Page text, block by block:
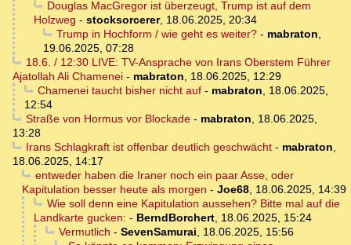
Douglas MacGregor ist überzeugt, Trump ist auf dem
Holzweg - stocksorcerer, 18.06.2025, 20:34
Trump in Hochform / wie geht es weiter?- mabraton,
19.06.2025, 07:28
18.6. / 12:30 LIVE: TV-Ansprache von Irans Oberstem Führer
Ajatollah Ali Chamenei - mabraton, 18.06.2025, 12:29
Chamenei taucht bisher nicht auf- mabraton, 18.06.2025,
12:54
Straße von Hormus vor Blockade- mabraton, 18.06.2025,
13:28
Irans Schlagkraft ist offenbar deutlich geschwächt- mabraton,
18.06.2025, 14:17
entweder haben die Iraner noch ein paar Asse, oder
Kapitulation besser heute als morgen - Joe68, 18.06.2025, 14:39
Wie soll denn eine Kapitulation aussehen? Bitte mal auf die
Landkarte gucken: - BerndBorchert, 18.06.2025, 15:24
Vermutlich - SevenSamurai, 18.06.2025, 15:56